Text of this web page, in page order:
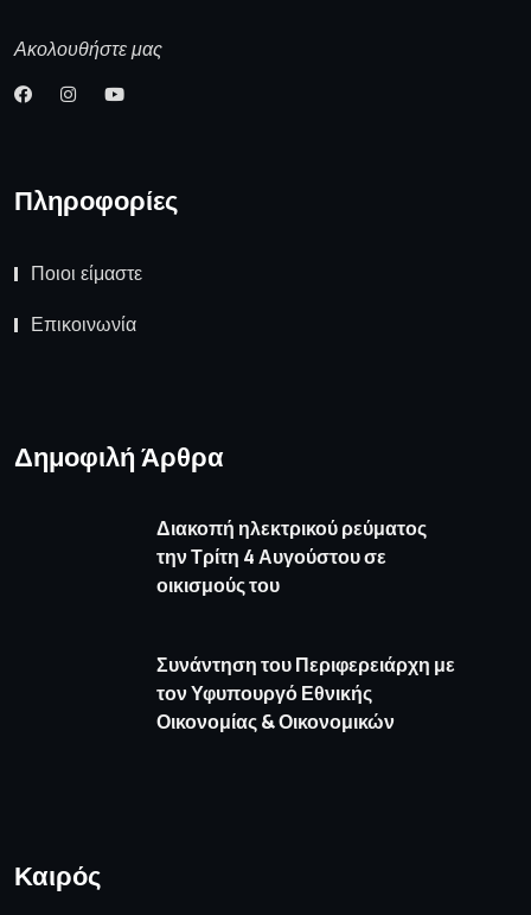
Ακολουθήστε μας
Πληροφορίες
Ποιοι είμαστε
Επικοινωνία
Δημοφιλή Άρθρα
Διακοπή ηλεκτρικού ρεύματος
την Τρίτη 4 Αυγούστου σε
οικισμούς του
Συνάντηση του Περιφερειάρχη με
τον Υφυπουργό Εθνικής
Οικονομίας & Οικονομικών
Καιρός